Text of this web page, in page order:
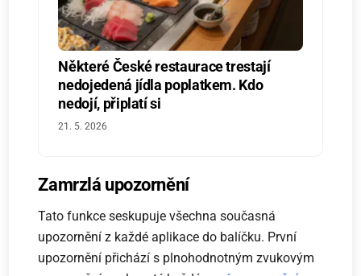
Některé České restaurace trestají
nedojedená jídla poplatkem. Kdo
nedojí, připlatí si
21. 5. 2026
Zamrzlá upozornění
Tato funkce seskupuje všechna současná
upozornění z každé aplikace do balíčku. První
upozornění přichází s plnohodnotným zvukovým